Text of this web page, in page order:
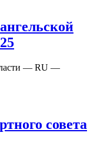
— RU —
совета